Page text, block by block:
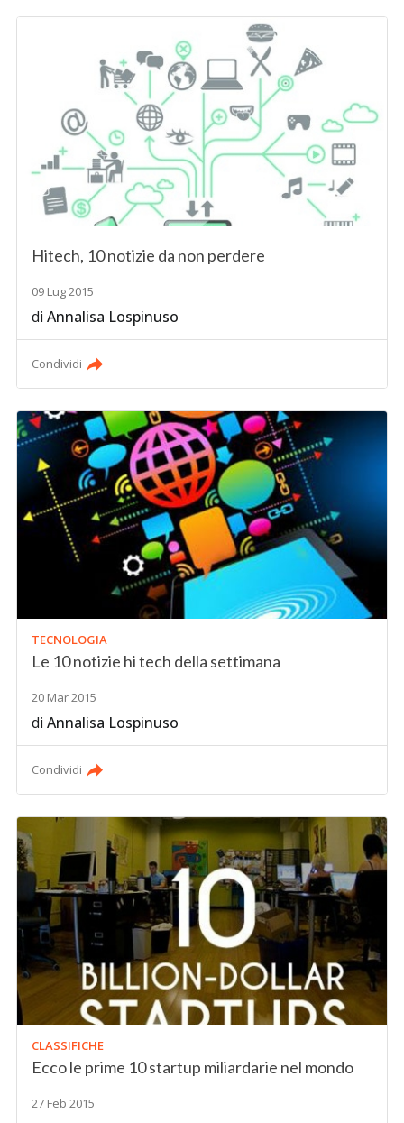
Hitech, 10 notizie da non perdere
09 Lug 2015
diAnnalisa Lospinuso
Condividi
TECNOLOGIA
Le 10 notizie hi tech della settimana
20 Mar 2015
diAnnalisa Lospinuso
Condividi
CLASSIFICHE
Ecco le prime 10 startup miliardarie nel mondo
27 Feb 2015